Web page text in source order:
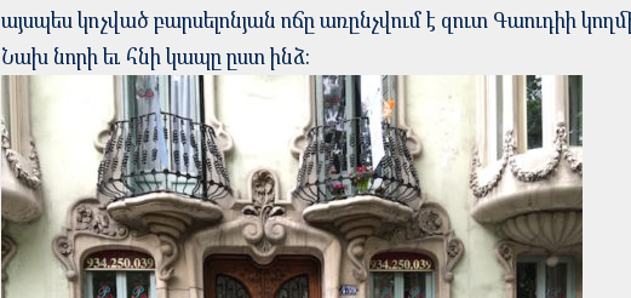
այսպես կոչված բարսելոնյան ոճը առընչվում է զուտ Գաուդիի
Նախ նորի եւ հնի կապը ըստ ինձ: